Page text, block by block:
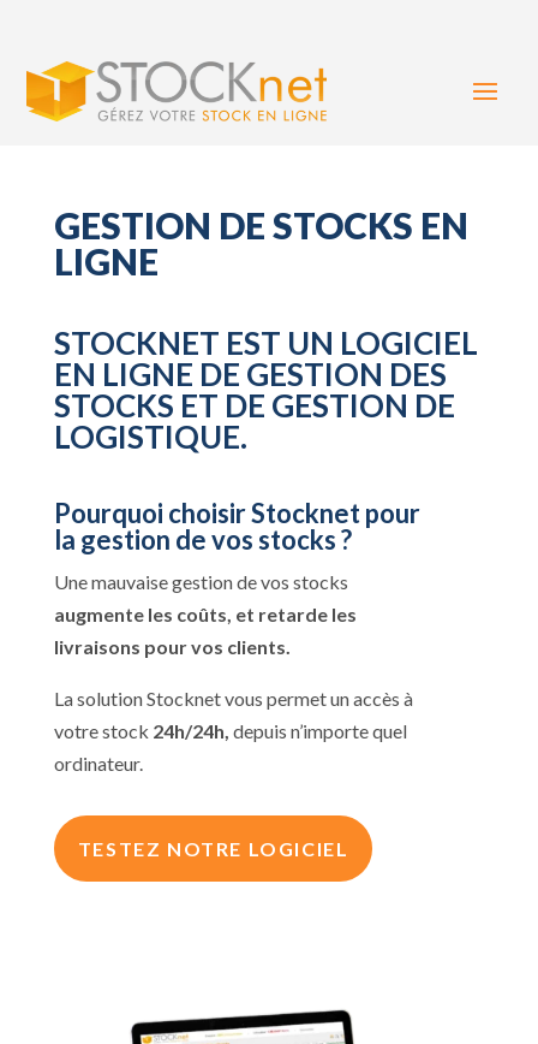
GESTION DE STOCKS EN
LIGNE
STOCKNET EST UN LOGICIEL
EN LIGNE DE GESTION DES
STOCKS ET DE GESTION DE
LOGISTIQUE.
Pourquoi choisir Stocknet pour
la gestion de vos stocks ?
Une mauvaise gestion de vos stocks
augmente les coûts, et retarde les
livraisons pour vos clients.
La solution Stocknet vous permet un accès à
votre stock 24h/24h, depuis n’importe quel
ordinateur.
TESTEZ NOTRE LOGICIEL